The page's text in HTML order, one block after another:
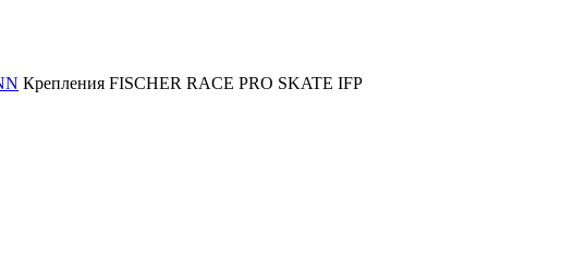
Крепления FISCHER RACE PRO SKATE IFP